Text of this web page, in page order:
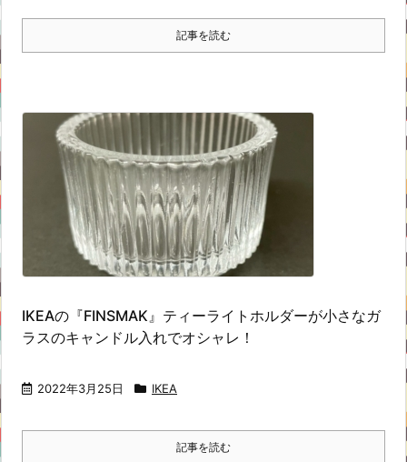
記事を読む
IKEAの『FINSMAK』ティーライトホルダーが小さなガ
ラスのキャンドル入れでオシャレ！
2022年3月25日 IKEA
記事を読む